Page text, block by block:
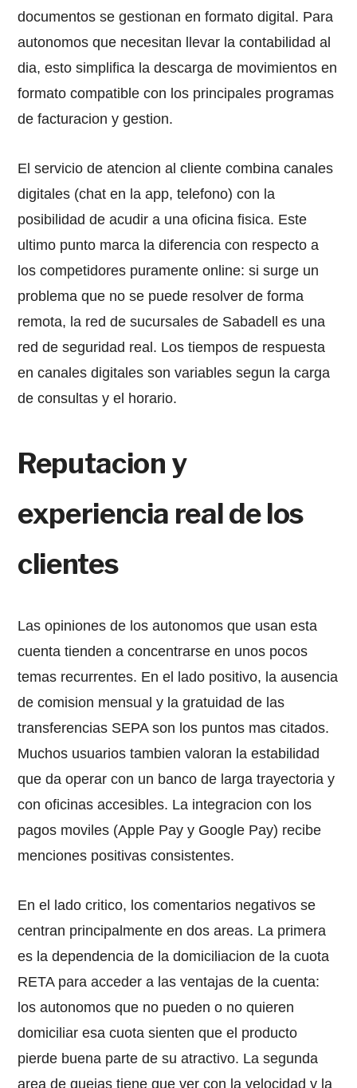
documentos se gestionan en formato digital. Para
autonomos que necesitan llevar la contabilidad al
dia, esto simplifica la descarga de movimientos en
formato compatible con los principales programas
de facturacion y gestion.
El servicio de atencion al cliente combina canales
digitales (chat en la app, telefono) con la
posibilidad de acudir a una oficina fisica. Este
ultimo punto marca la diferencia con respecto a
los competidores puramente online: si surge un
problema que no se puede resolver de forma
remota, la red de sucursales de Sabadell es una
red de seguridad real. Los tiempos de respuesta
en canales digitales son variables segun la carga
de consultas y el horario.
Reputacion y
experiencia real de los
clientes
Las opiniones de los autonomos que usan esta
cuenta tienden a concentrarse en unos pocos
temas recurrentes. En el lado positivo, la ausencia
de comision mensual y la gratuidad de las
transferencias SEPA son los puntos mas citados.
Muchos usuarios tambien valoran la estabilidad
que da operar con un banco de larga trayectoria y
con oficinas accesibles. La integracion con los
pagos moviles (Apple Pay y Google Pay) recibe
menciones positivas consistentes.
En el lado critico, los comentarios negativos se
centran principalmente en dos areas. La primera
es la dependencia de la domiciliacion de la cuota
RETA para acceder a las ventajas de la cuenta:
los autonomos que no pueden o no quieren
domiciliar esa cuota sienten que el producto
pierde buena parte de su atractivo. La segunda
area de quejas tiene que ver con la velocidad y la